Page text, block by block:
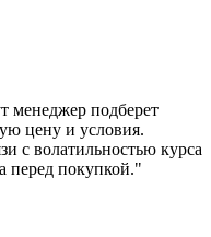
менеджер подберет
цену и условия.
с волатильностью курса
перед покупкой."